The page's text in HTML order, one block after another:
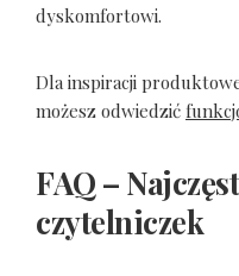
dyskomfortowi.
Dla inspiracji
możesz odwiedzić
FAQ –
czytelniczek